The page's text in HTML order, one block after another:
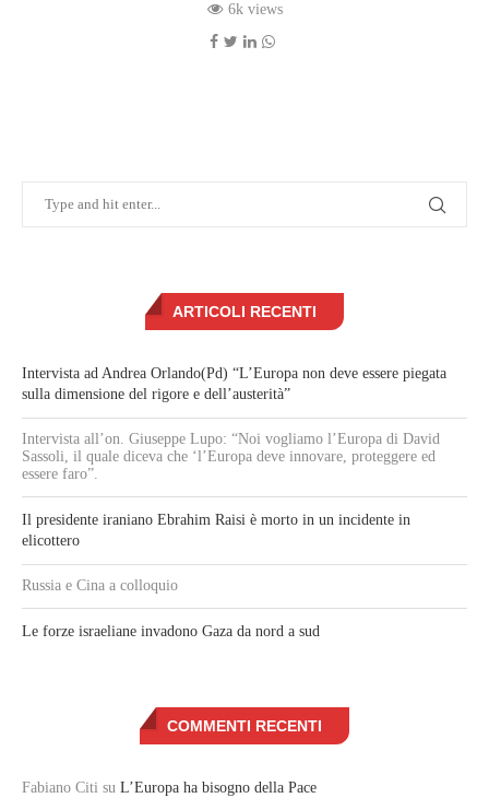
6k views
ARTICOLI RECENTI
Intervista ad Andrea Orlando(Pd) “L’Europa non deve essere piegata
sulla dimensione del rigore e dell’austerità”
Intervista all’on. Giuseppe Lupo: “Noi vogliamo l’Europa di David
Sassoli, il quale diceva che ‘l’Europa deve innovare, proteggere ed
essere faro”.
Il presidente iraniano Ebrahim Raisi è morto in un incidente in
elicottero
Russia e Cina a colloquio
Le forze israeliane invadono Gaza da nord a sud
COMMENTI RECENTI
Fabiano Citi su L’Europa ha bisogno della Pace